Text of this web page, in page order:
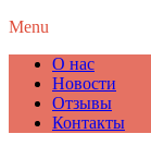
Menu
О нас
Новости
Отзывы
Контакты